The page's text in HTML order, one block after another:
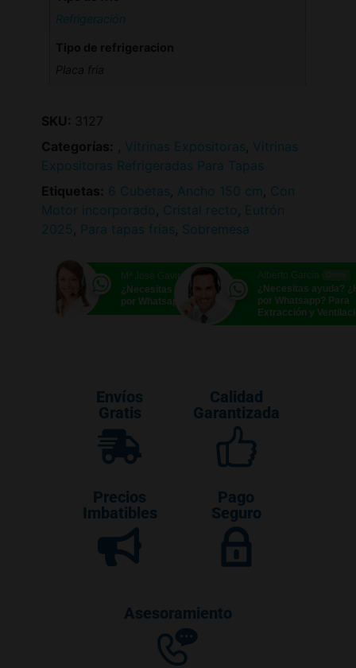
Refrigeración
SKU: 3127
Categorías: , Vitrinas Expositoras, Vitrinas
Expositoras Refrigeradas Para Tapas
Etiquetas: 6 Cubetas, Ancho 150 cm , Con
Motor incorporado , Cristal recto , Eutrón
2025 , Para tapas frías, Sobremesa
Mª José Gavira Online
¿Necesitas ayuda? ¿Hablamos
por Whatsapp?
¿Necesitas ayuda?
por Whatsapp? Para
Extracción y
Envíos
Gratis
Calidad
Garantizada
Precios
Imbatibles
Pago
Seguro
Asesoramiento